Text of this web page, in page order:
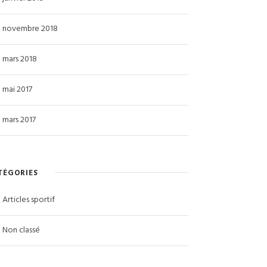
novembre 2018
mars 2018
mai 2017
mars 2017
Articles sportif
Non classé